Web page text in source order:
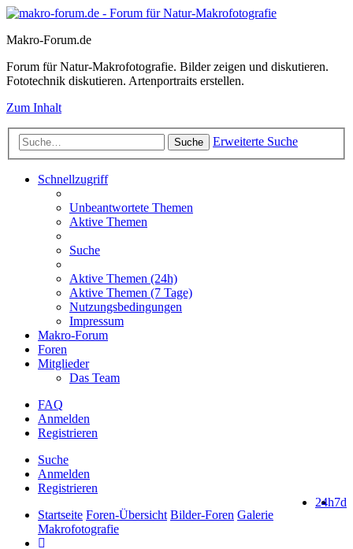
Makro-Forum.de
Forum für Natur-Makrofotografie. Bilder zeigen und diskutieren.
Fototechnik diskutieren. Artenportraits erstellen.
Zum Inhalt
Suche Erweiterte Suche
Schnellzugriff
Unbeantwortete Themen
Aktive Themen
Suche
Aktive Themen (24h)
Aktive Themen (7 Tage)
Nutzungsbedingungen
Impressum
Makro-Forum
Foren
Mitglieder
Das Team
FAQ
Anmelden
Registrieren
Suche
Anmelden
Registrieren
7d
24h
Startseite Foren-Übersicht Bilder-Foren Galerie
Makrofotografie